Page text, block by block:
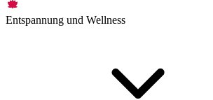
Entspannung und Wellness